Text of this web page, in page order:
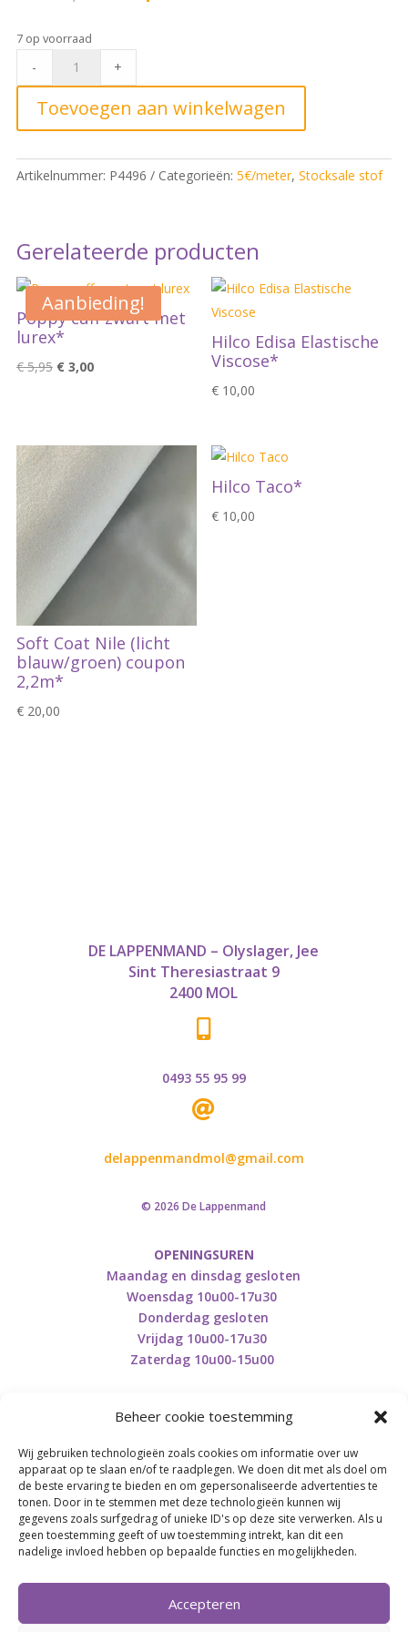
Beheer cookie toestemming
Wij gebruiken technologieën zoals cookies om informatie over uw
apparaat op te slaan en/of te raadplegen. We doen dit met als doel om
de beste ervaring te bieden en om gepersonaliseerde advertenties te
tonen. Door in te stemmen met deze technologieën kunnen wij
gegevens zoals surfgedrag of unieke ID's op deze site verwerken. Als u
geen toestemming geeft of uw toestemming intrekt, kan dit een
nadelige invloed hebben op bepaalde functies en mogelijkheden.
Accepteren
prijs
€ 17,00.
7 op voorraad
woven
woven
tencel
bloom*
- +
Toevoegen aan winkelwagen
Artikelnummer: P4496 Categorieën: 5€/meter, Stocksale stof
Gerelateerde producten
Aanbieding!
Poppy cuff zwart met
lurex*
€5,95 Oorspronkelijke
€3,00Huidige
Hilco Edisa Elastische
Viscose*
€ 10,00
Soft Coat Nile (licht
blauw/groen) coupon
2,2m*
€20,00
Hilco Taco*
€ 10,00
DE LAPPENMAND – Olyslager, Jee
Sint Theresiastraat 9
2400 MOL

0493 55 95 99

delappenmandmol@gmail.com
© 2026 De Lappenmand
OPENINGSUREN
Maandag en dinsdag gesloten
Woensdag 10u00-17u30
Donderdag gesloten
Vrijdag 10u00-17u30
Zaterdag 10u00-15u00
Retourneren en herroepen
BE0746.853.082
BREI- EN HAAK-ATELJEE
Momenteel on hold wegens medische reden.